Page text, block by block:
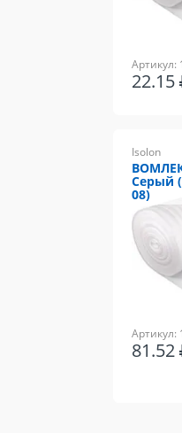
Артикул:
Isolon
Серый
08)
Артикул: